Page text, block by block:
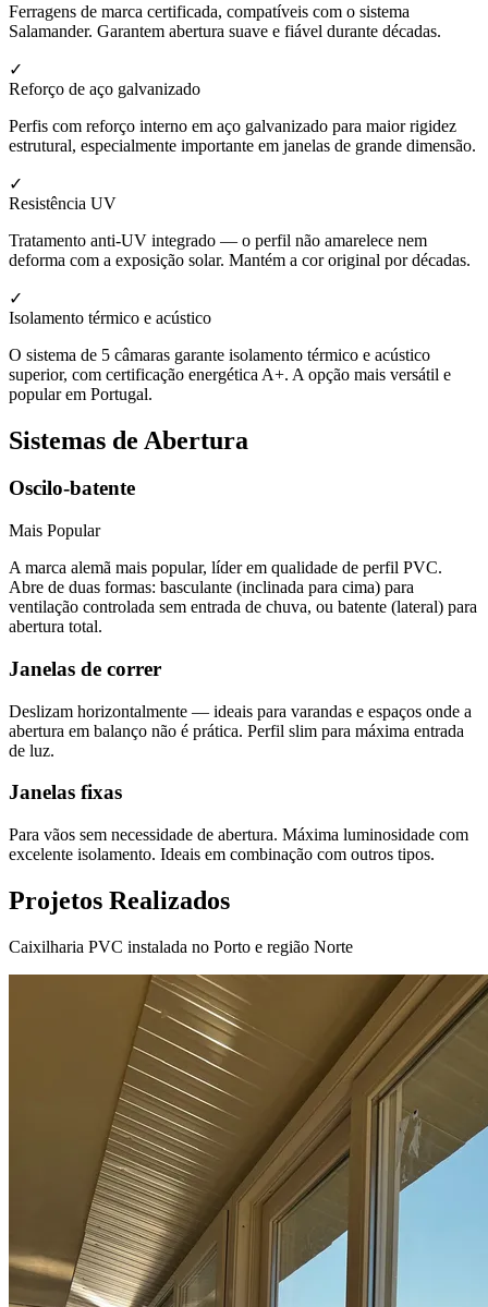
Ferragens de marca certificada, compatíveis com o sistema
Salamander. Garantem abertura suave e fiável durante décadas.
✓
Reforço de aço galvanizado
Perfis com reforço interno em aço galvanizado para maior rigidez
estrutural, especialmente importante em janelas de grande dimensão.
✓
Resistência UV
Tratamento anti-UV integrado — o perfil não amarelece nem
deforma com a exposição solar. Mantém a cor original por décadas.
✓
Isolamento térmico e acústico
O sistema de 5 câmaras garante isolamento térmico e acústico
superior, com certificação energética A+. A opção mais versátil e
popular em Portugal.
Sistemas de Abertura
Oscilo-batente
Mais Popular
A marca alemã mais popular, líder em qualidade de perfil PVC.
Abre de duas formas: basculante (inclinada para cima) para
ventilação controlada sem entrada de chuva, ou batente (lateral) para
abertura total.
Janelas de correr
Deslizam horizontalmente — ideais para varandas e espaços onde a
abertura em balanço não é prática. Perfil slim para máxima entrada
de luz.
Janelas fixas
Para vãos sem necessidade de abertura. Máxima luminosidade com
excelente isolamento. Ideais em combinação com outros tipos.
Projetos Realizados
Caixilharia PVC instalada no Porto e região Norte